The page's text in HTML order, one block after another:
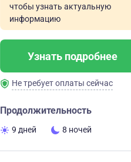
чтобы узнать актуальную
информацию
Узнать подробнее
Не требует оплаты сейчас
Продолжительность
9 дней 8 ночей